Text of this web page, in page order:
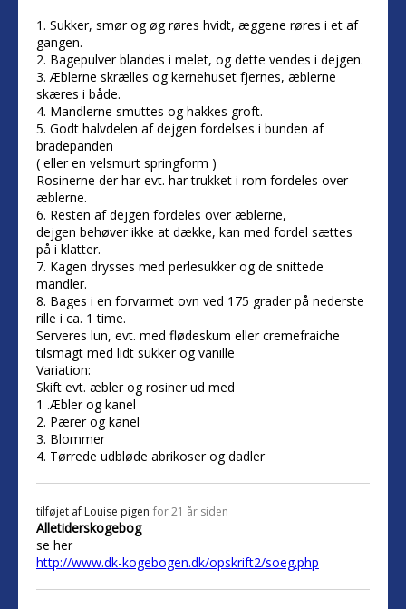
1. Sukker, smør og øg røres hvidt, æggene røres i et af
gangen.
2. Bagepulver blandes i melet, og dette vendes i dejgen.
3. Æblerne skrælles og kernehuset fjernes, æblerne
skæres i både.
4. Mandlerne smuttes og hakkes groft.
5. Godt halvdelen af dejgen fordelses i bunden af
bradepanden
( eller en velsmurt springform )
Rosinerne der har evt. har trukket i rom fordeles over
æblerne.
6. Resten af dejgen fordeles over æblerne,
dejgen behøver ikke at dække, kan med fordel sættes
på i klatter.
7. Kagen drysses med perlesukker og de snittede
mandler.
8. Bages i en forvarmet ovn ved 175 grader på nederste
rille i ca. 1 time.
Serveres lun, evt. med flødeskum eller cremefraiche
tilsmagt med lidt sukker og vanille
Variation:
Skift evt. æbler og rosiner ud med
1 .Æbler og kanel
2. Pærer og kanel
3. Blommer
4. Tørrede udbløde abrikoser og dadler
tilføjet af Louise pigen for 21 år siden
Alletiderskogebog
se her
http://www.dk-kogebogen.dk/opskrift2/soeg.php